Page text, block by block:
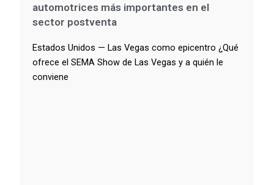
automotrices más importantes en el
sector postventa
Estados Unidos — Las Vegas como epicentro ¿Qué
ofrece el SEMA Show de Las Vegas y a quién le
conviene